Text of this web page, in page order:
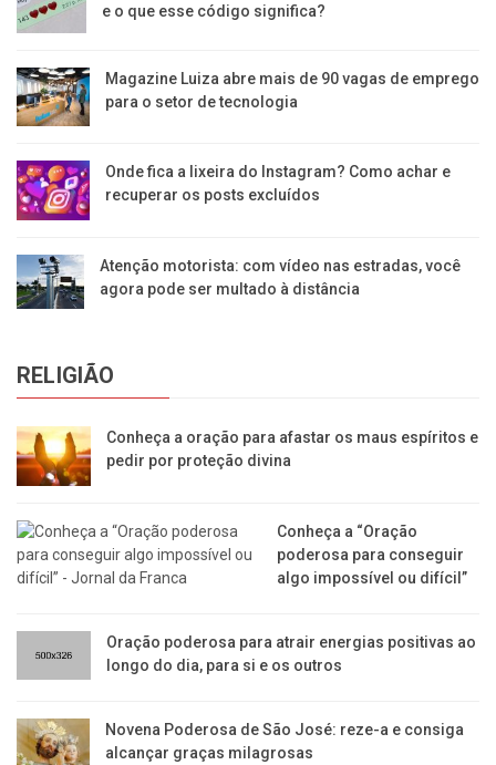
e o que esse código significa?
Magazine Luiza abre mais de 90 vagas de emprego
para o setor de tecnologia
Onde fica a lixeira do Instagram? Como achar e
recuperar os posts excluídos
Atenção motorista: com vídeo nas estradas, você
agora pode ser multado à distância
RELIGIÃO
Conheça a oração para afastar os maus espíritos e
pedir por proteção divina
Conheça a “Oração
poderosa para conseguir
algo impossível ou difícil”
Oração poderosa para atrair energias positivas ao
longo do dia, para si e os outros
Novena Poderosa de São José: reze-a e consiga
alcançar graças milagrosas